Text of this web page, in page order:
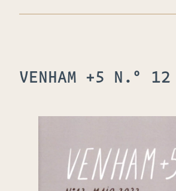
VENHAM +5 N.º 12